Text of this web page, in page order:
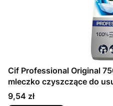
Cif Professional Original
mleczko czyszczące do
Cena
9,54 zł